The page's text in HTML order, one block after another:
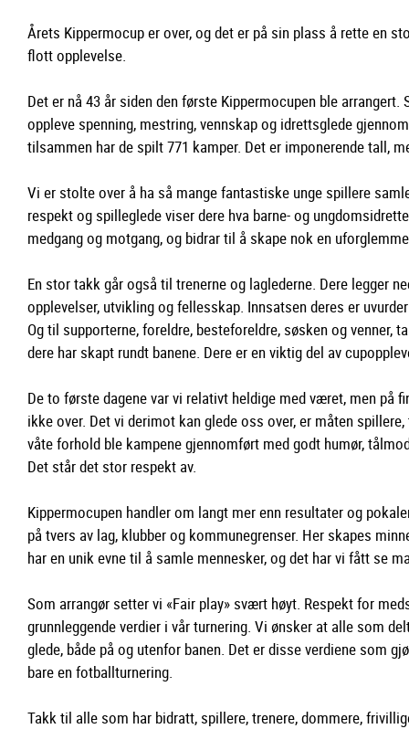
Årets Kippermocup er over, og det er på sin plass å rette en
flott opplevelse.
Det er nå 43 år siden den første Kippermocupen ble
oppleve spenning, mestring, vennskap og idrettsglede
tilsammen har de spilt 771 kamper. Det er imponerende tall,
Vi er stolte over å ha så mange fantastiske unge spillere
respekt og spilleglede viser dere hva barne- og
medgang og motgang, og bidrar til å skape nok en
En stor takk går også til trenerne og laglederne. Dere legger
opplevelser, utvikling og fellesskap. Innsatsen deres er
Og til supporterne, foreldre, besteforeldre, søsken og venner,
dere har skapt rundt banene. Dere er en viktig del av
De to første dagene var vi relativt heldige med været, men på
ikke over. Det vi derimot kan glede oss over, er måten
våte forhold ble kampene gjennomført med godt humør,
Det står det stor respekt av.
Kippermocupen handler om langt mer enn resultater og
på tvers av lag, klubber og kommunegrenser. Her skapes
har en unik evne til å samle mennesker, og det har vi fått se
Som arrangør setter vi «Fair play» svært høyt. Respekt for
grunnleggende verdier i vår turnering. Vi ønsker at alle som
glede, både på og utenfor banen. Det er disse verdiene som
bare en fotballturnering.
Takk til alle som har bidratt, spillere, trenere, dommere,